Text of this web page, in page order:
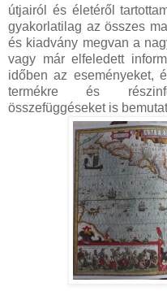
útjairól és életéről
gyakorlatilag az összes
és kiadvány megvan a
vagy már elfeledett
időben az eseményeket,
termékre és
összefüggéseket is